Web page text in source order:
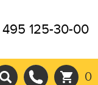
495 125-30-00
0